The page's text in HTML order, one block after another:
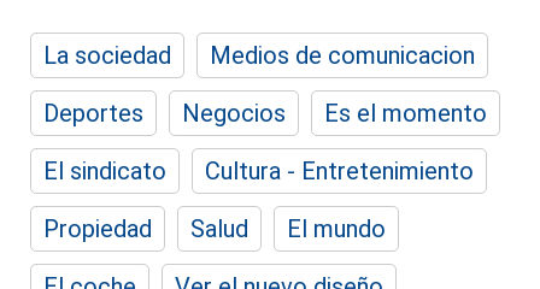
La sociedad
Medios de comunicacion
Deportes
Negocios
Es el momento
El sindicato
Cultura - Entretenimiento
Propiedad
Salud
El mundo